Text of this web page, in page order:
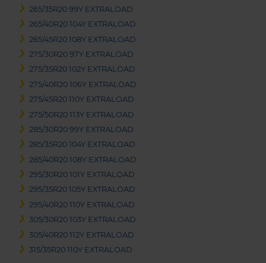
265/35R20 99Y EXTRALOAD
265/40R20 104Y EXTRALOAD
265/45R20 108Y EXTRALOAD
275/30R20 97Y EXTRALOAD
275/35R20 102Y EXTRALOAD
275/40R20 106Y EXTRALOAD
275/45R20 110Y EXTRALOAD
275/50R20 113Y EXTRALOAD
285/30R20 99Y EXTRALOAD
285/35R20 104Y EXTRALOAD
285/40R20 108Y EXTRALOAD
295/30R20 101Y EXTRALOAD
295/35R20 105Y EXTRALOAD
295/40R20 110Y EXTRALOAD
305/30R20 103Y EXTRALOAD
305/40R20 112Y EXTRALOAD
315/35R20 110Y EXTRALOAD